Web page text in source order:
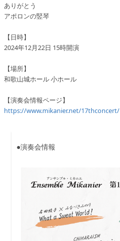
ありがとう
アポロンの竪琴
【日時】
2024年12月22日 15時開演
【場所】
和歌山城ホール 小ホール
【演奏会情報ページ】
https://www.mikanier.net/17thconcert/
●演奏会情報